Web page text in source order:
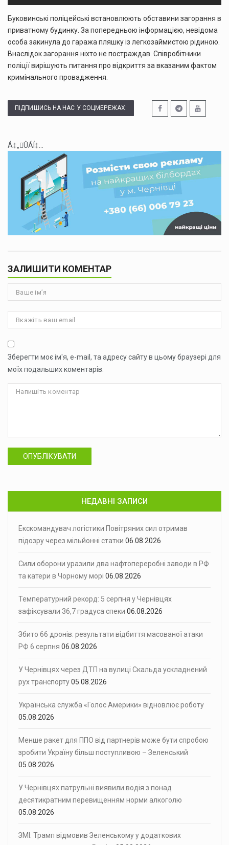
Буковинські поліцейські встановлюють обставини загорання в
приватному будинку. За попередньою інформацією, невідома
особа закинула до гаража пляшку із легкозаймистою рідиною.
Внаслідок загорання ніхто не постраждав. Співробітники
поліції вирішують питання про відкриття за вказаним фактом
кримінального провадження.
ПІДПИШИСЬ НА НАС У СОЦМЕРЕЖАХ:
Á‡„ÛÁÍ‡...
ЗАЛИШИТИ КОМЕНТАР
Зберегти моє ім'я, e-mail, та адресу сайту в цьому браузері для
моїх подальших коментарів.
ОПУБЛІКУВАТИ
НЕДАВНІ ЗАПИСИ
Екскомандувач логістики Повітряних сил отримав
підозру через мільйонні статки 06.08.2026
Сили оборони уразили два нафтопереробні заводи в РФ
та катери в Чорному морі 06.08.2026
Температурний рекорд: 5 серпня у Чернівцях
зафіксували 36,7 градуса спеки 06.08.2026
Збито 66 дронів: результати відбиття масованої атаки
РФ 6 серпня 06.08.2026
У Чернівцях через ДТП на вулиці Скальда ускладнений
рух транспорту05.08.2026
Українська служба «Голос Америки» відновлює роботу
05.08.2026
Менше ракет для ППО від партнерів може бути спробою
зробити Україну більш поступливою – Зеленський
05.08.2026
У Чернівцях патрульні виявили водія з понад
десятикратним перевищенням норми алкоголю
05.08.2026
ЗМІ: Трамп відмовив Зеленському у додаткових